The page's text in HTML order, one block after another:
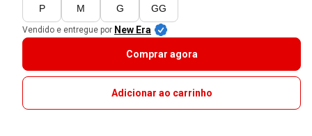
P M G GG
Vendido e entregue por New Era
Comprar agora
Adicionar ao carrinho